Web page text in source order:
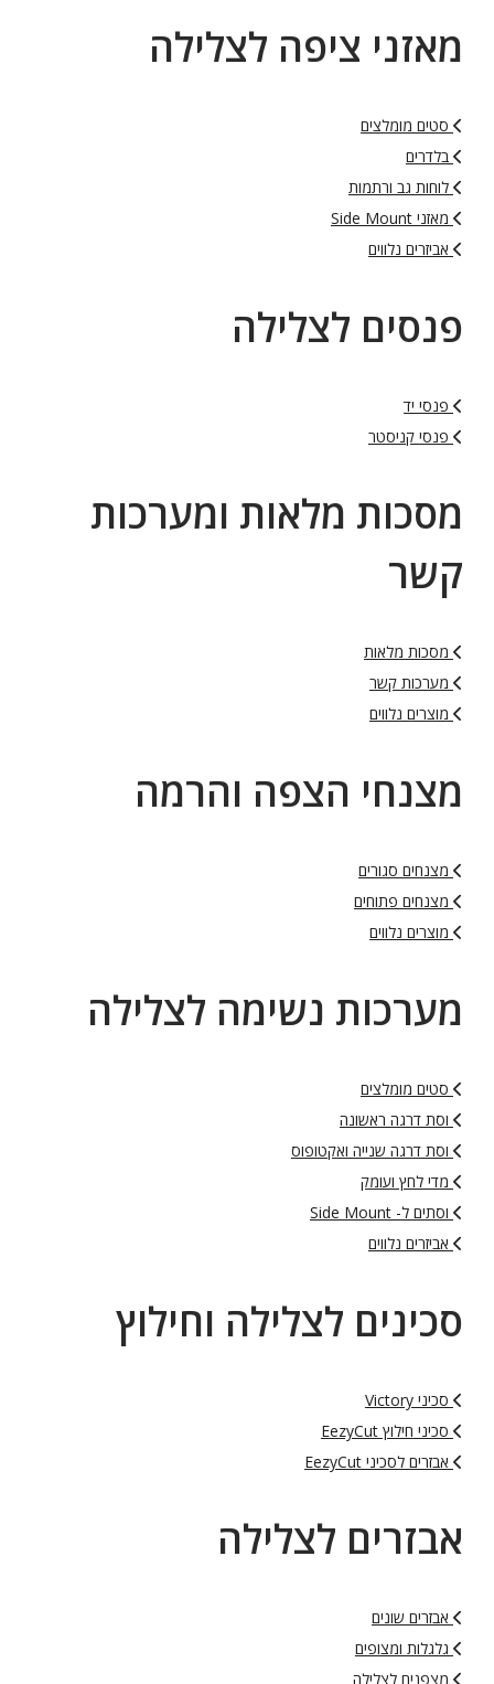
מאזני ציפה לצלילה
סטים מומלצים
בלדרים
לוחות גב ורתמות
מאזני Side Mount
אביזרים נלווים
פנסים לצלילה
פנסי יד
פנסי קניסטר
מסכות מלאות ומערכות
קשר
מסכות מלאות
מערכות קשר
מוצרים נלווים
מצנחי הצפה והרמה
מצנחים סגורים
מצנחים פתוחים
מוצרים נלווים
מערכות נשימה לצלילה
סטים מומלצים
וסת דרגה ראשונה
וסת דרגה שנייה ואקטופוס
מדי לחץ ועומק
וסתים ל- Side Mount
אביזרים נלווים
סכינים לצלילה וחילוץ
סכיני Victory
סכיני חילוץ EezyCut
אבזרים לסכיני EezyCut
אבזרים לצלילה
אבזרים שונים
גלגלות ומצופים
מצפנים לצלילה